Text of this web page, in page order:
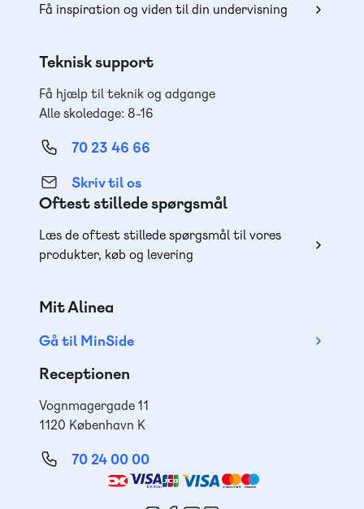
Få inspiration og viden til din undervisning
Teknisk support
Få hjælp til teknik og adgange
Alle skoledage: 8-16
70 23 46 66
Skriv til os
Oftest stillede spørgsmål
Læs de oftest stillede spørgsmål til vores
produkter, køb og levering
Mit Alinea
Gå til MinSide
Receptionen
Vognmagergade 11
1120 København K
70 24 00 00